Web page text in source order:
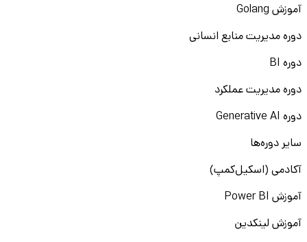
آموزش Golang
دوره مدیریت منابع انسانی
دوره BI
دوره مدیریت عملکرد
دوره Generative AI
سایر دوره‌ها
آکادمی (اسکیل‌کمپ)
آموزش Power BI
آموزش لینکدین